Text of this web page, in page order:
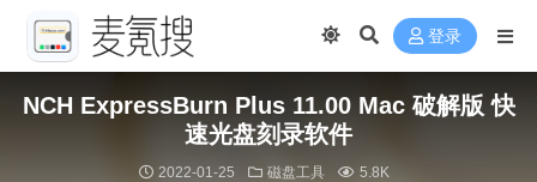
登录
NCH ExpressBurn Plus 11.00 Mac 破解版 快
速光盘刻录软件
2022-01-25 磁盘工具 5.8K